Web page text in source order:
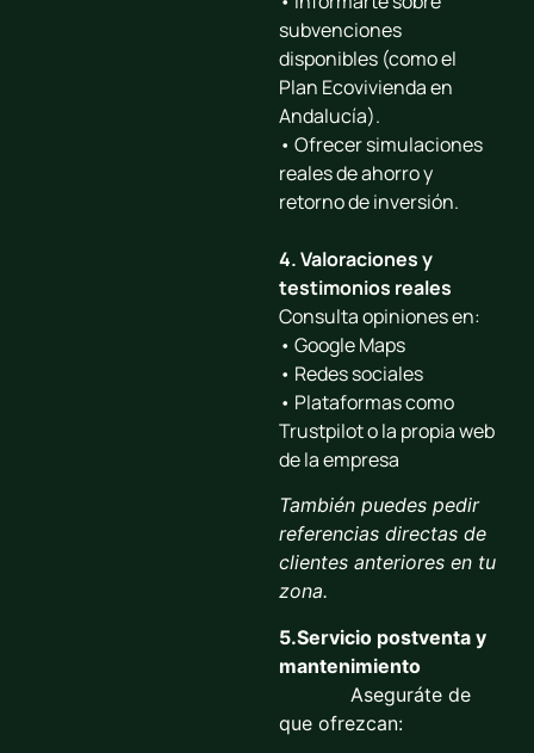
subvenciones
disponibles (como el
Plan Ecovivienda en
Andalucía).
• Ofrecer simulaciones
reales de ahorro y
retorno de inversión.
4. Valoraciones y
testimonios reales
Consulta opiniones en:
• Google Maps
• Redes sociales
• Plataformas como
Trustpilot o la propia web
de la empresa
También puedes pedir
referencias directas de
clientes anteriores en tu
zona.
5.Servicio postventa y
mantenimiento
Aseguráte de
que ofrezcan: